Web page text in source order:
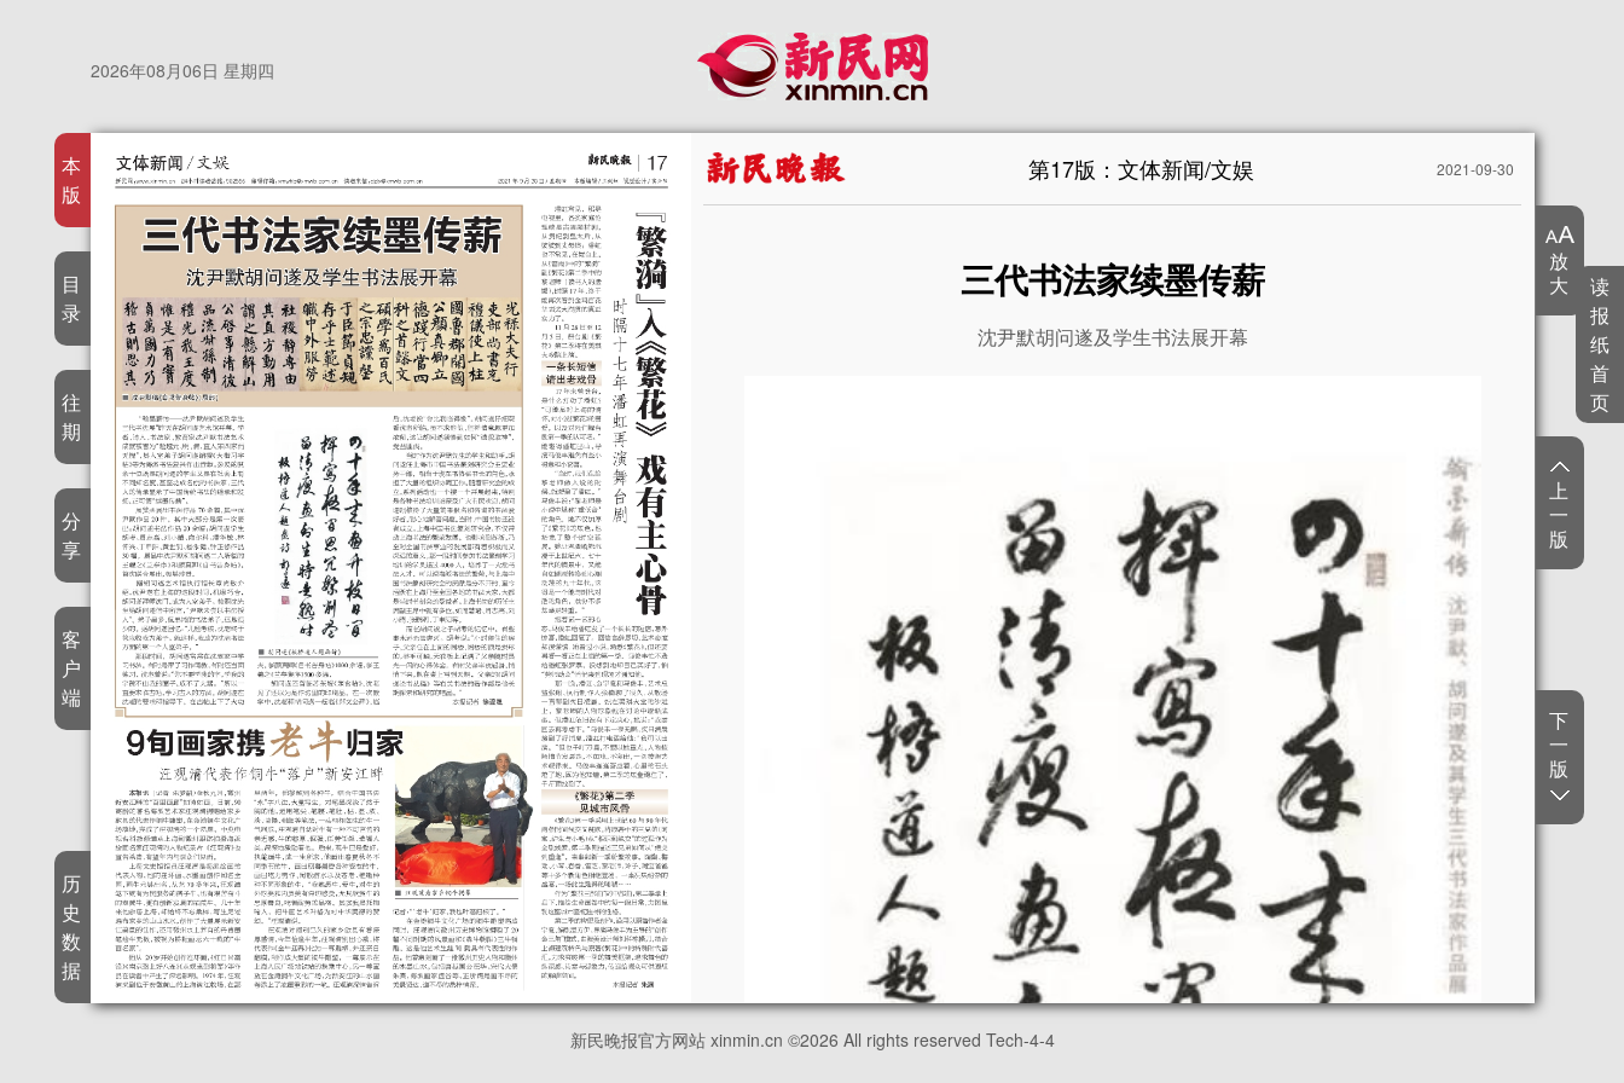
2026年08月06日 星期四
本
版
目
录
往
期
分
享
客
户
端
历
史
数
据
第17版：文体新闻/文娱 2021-09-30
三代书法家续墨传薪
沈尹默胡问遂及学生书法展开幕
放
大
上
一
版
下
一
版
新民晚报官方网站 xinmin.cn ©2026 All rights reserved Tech-4-4
读
报
纸
首
页